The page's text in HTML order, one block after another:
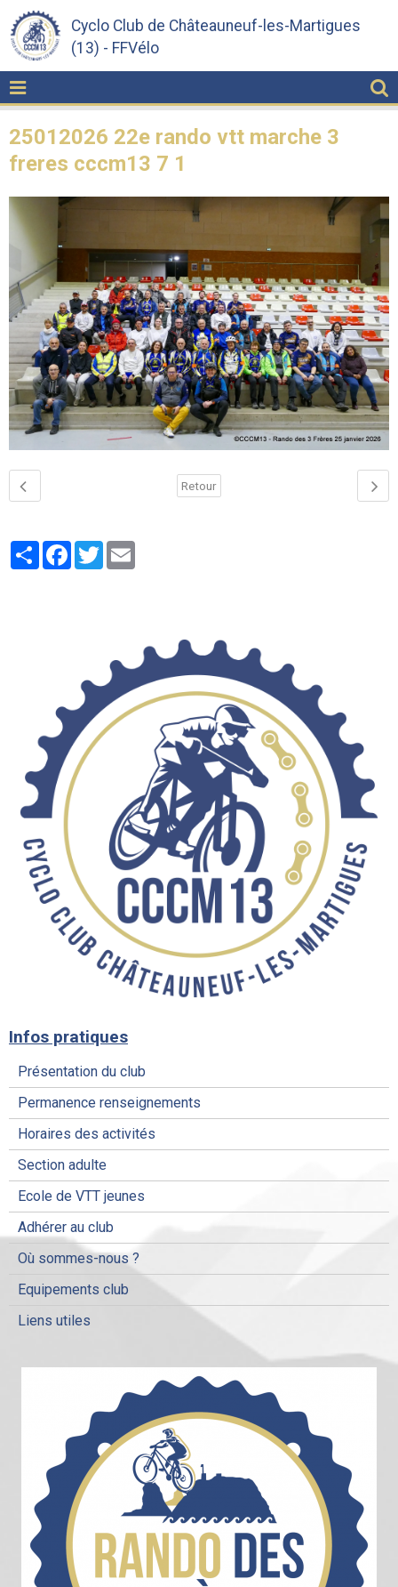
Cyclo Club de Châteauneuf-les-Martigues
(13) - FFVélo
25012026 22e rando vtt marche 3
freres cccm13 7 1
Retour
PartagerFacebook
Twitter
Infos pratiques
Présentation du club
Permanence renseignements
Horaires des activités
Section adulte
Ecole de VTT jeunes
Adhérer au club
Où sommes-nous ?
Equipements club
Liens utiles